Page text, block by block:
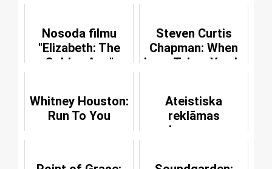
Nosoda filmu
"Elizabeth: The
Golden Age"
Steven Curtis
Chapman: When
Love Takes You In
Whitney Houston:
Run To You
Ateistiska
reklāmas
kampaņa